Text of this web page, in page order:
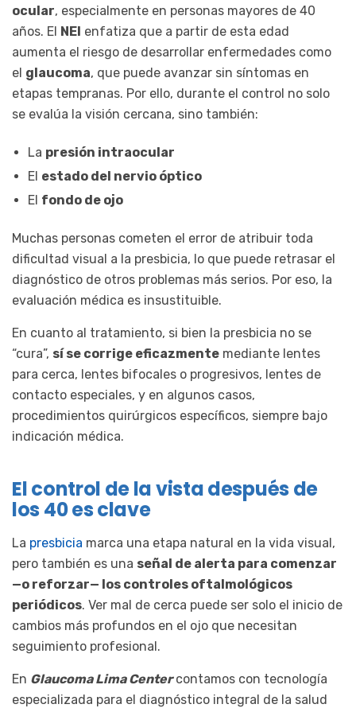
ocular, especialmente en personas mayores de 40
años. El NEI enfatiza que a partir de esta edad
aumenta el riesgo de desarrollar enfermedades como
el glaucoma, que puede avanzar sin síntomas en
etapas tempranas. Por ello, durante el control no solo
se evalúa la visión cercana, sino también:
La presión intraocular
El estado del nervio óptico
El fondo de ojo
Muchas personas cometen el error de atribuir toda
dificultad visual a la presbicia, lo que puede retrasar el
diagnóstico de otros problemas más serios. Por eso, la
evaluación médica es insustituible.
En cuanto al tratamiento, si bien la presbicia no se
“cura”, sí se corrige eficazmente mediante lentes
para cerca, lentes bifocales o progresivos, lentes de
contacto especiales, y en algunos casos,
procedimientos quirúrgicos específicos, siempre bajo
indicación médica.
El control de la vista después de
los 40 es clave
La presbicia marca una etapa natural en la vida visual,
pero también es una señal de alerta para comenzar
—o reforzar— los controles oftalmológicos
periódicos. Ver mal de cerca puede ser solo el inicio de
cambios más profundos en el ojo que necesitan
seguimiento profesional.
En Glaucoma Lima Centercontamos con tecnología
especializada para el diagnóstico integral de la salud